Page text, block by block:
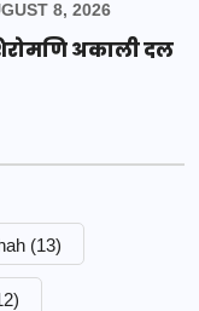
8, 2026
अकाली दल
(13)